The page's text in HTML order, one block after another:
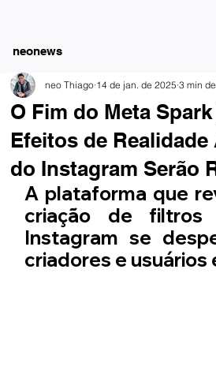
neonews
O Fim do Meta
Efeitos de Realidade
do Instagram Serão
neo Thiago 14 de jan. de 2025 3 min
A plataforma que
criação de
Instagram se
criadores e usuários